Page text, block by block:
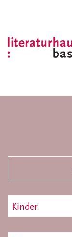
Kinder